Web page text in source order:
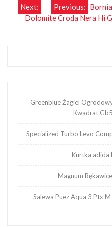
Nawigacja
Previous:
Next:
Dolomite Croda Nera Hi
Greenblue Żagiel
Kwadrat
Specialized Turbo Levo
Kurtka adida
Magnum
Salewa Puez Aqua 3 Ptx